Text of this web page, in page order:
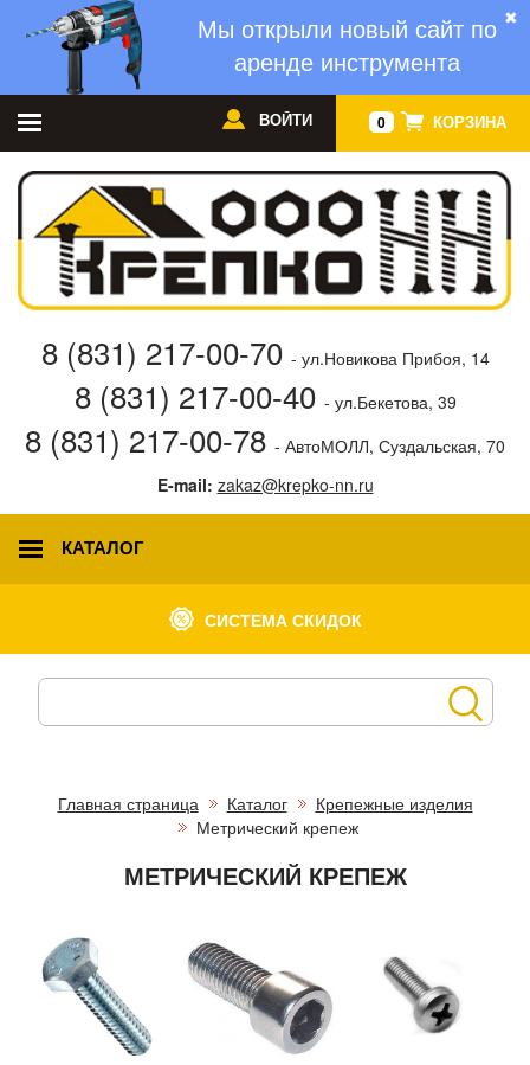
✖
Мы открыли новый сайт по
аренде инструмента
0 КОРЗИНА
ВОЙТИ
8 (831) 217-00-70 - ул.Новикова Прибоя, 14
8 (831) 217-00-40 - ул.Бекетова, 39
8 (831) 217-00-78 - АвтоМОЛЛ, Суздальская, 70
E-mail: zakaz@krepko-nn.ru
КАТАЛОГ
СИСТЕМА СКИДОК
Главная страница Каталог
Крепежные изделия
Метрический крепеж
МЕТРИЧЕСКИЙ КРЕПЕЖ